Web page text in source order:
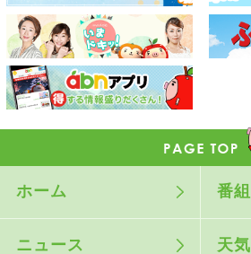
ホーム 番組
ニュース 天気